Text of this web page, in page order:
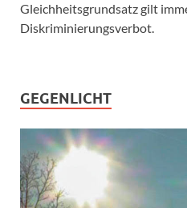
Gleichheitsgrundsatz gilt
Diskriminierungsverbot.
GEGENLICHT